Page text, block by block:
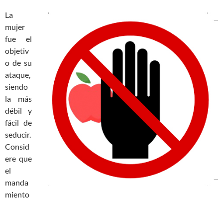
La
mujer
fue el
objetiv
o de su
ataque,
siendo
la más
débil y
fácil de
seducir.
Consid
ere que
el
manda
miento